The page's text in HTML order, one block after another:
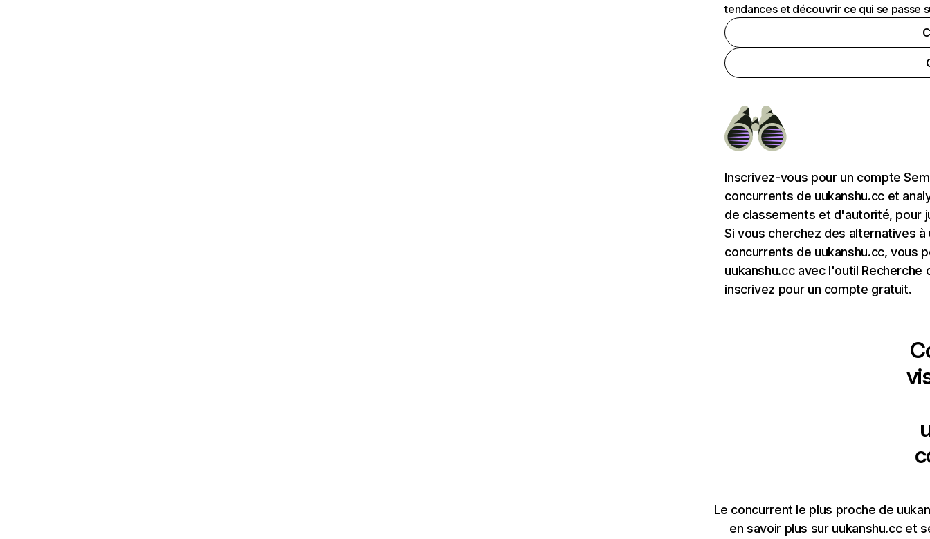
tendances et découvrir ce qui se passe
Inscrivez-vous pour un compte
concurrents de uukanshu.cc et
de classements et d'autorité, pour
Si vous cherchez des alternatives
concurrents de uukanshu.cc, vous
uukanshu.cc avec l'outil Recherche
inscrivez pour un compte gratuit.
Le concurrent le plus proche de
en savoir plus sur uukanshu.cc et